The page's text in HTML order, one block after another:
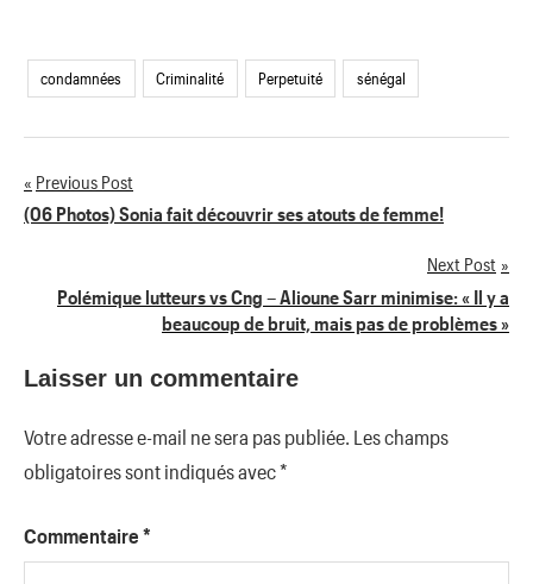
condamnées Criminalité Perpetuité sénégal
Navigation
l’article
Previous Post
(06 Photos) Sonia fait découvrir ses atouts de femme!
Next Post
Polémique lutteurs vs Cng – Alioune Sarr minimise: « Il y a
beaucoup de bruit, mais pas de problèmes »
Laisser un commentaire
Votre adresse e-mail ne sera pas publiée. Les champs
obligatoires sont indiqués avec*
Commentaire *